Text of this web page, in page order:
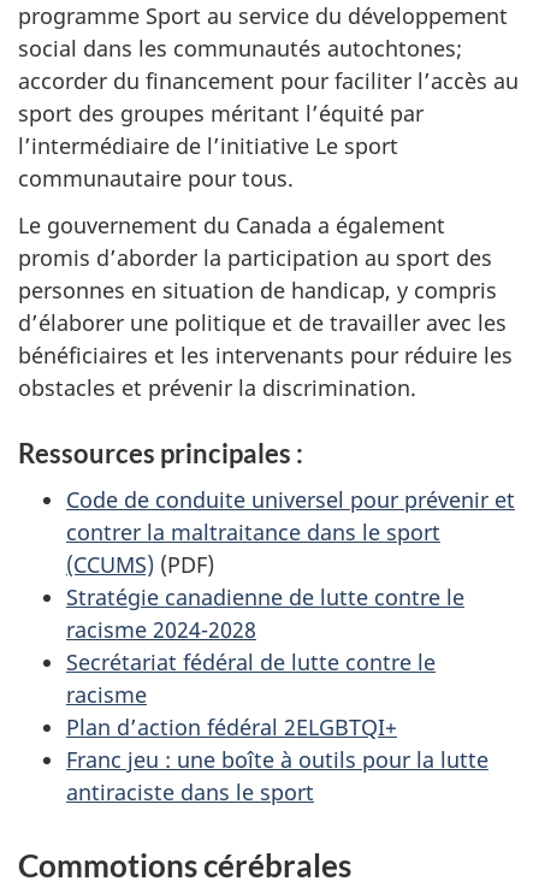
programme Sport au service du développement
social dans les communautés autochtones;
accorder du financement pour faciliter l’accès au
sport des groupes méritant l’équité par
l’intermédiaire de l’initiative Le sport
communautaire pour tous.
Le gouvernement du Canada a également
promis d’aborder la participation au sport des
personnes en situation de handicap, y compris
d’élaborer une politique et de travailler avec les
bénéficiaires et les intervenants pour réduire les
obstacles et prévenir la discrimination.
Ressources principales :
Code de conduite universel pour prévenir et
contrer la maltraitance dans le sport
(CCUMS) (PDF)
Stratégie canadienne de lutte contre le
racisme 2024-2028
Secrétariat fédéral de lutte contre le
racisme
Plan d’action fédéral 2ELGBTQI+
Franc jeu : une boîte à outils pour la lutte
antiraciste dans le sport
Commotions cérébrales